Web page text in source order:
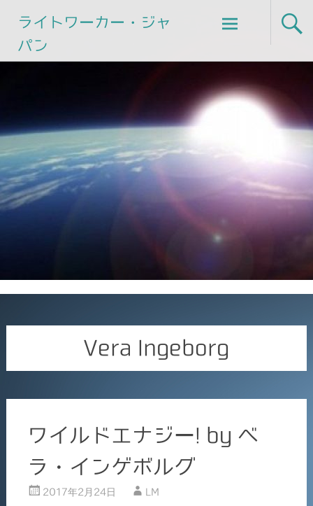
ライトワーカー・ジャ
パン
Skip
to
Vera Ingeborg
ワイルドエナジー! by ベ
ラ・インゲボルグ
2017年2月24日 LM